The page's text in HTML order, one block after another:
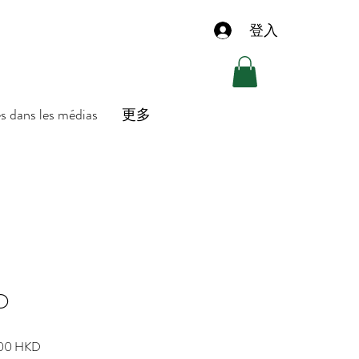
登入
dans les médias 更多
HKD